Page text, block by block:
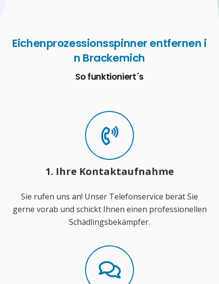
Eichenprozessionsspinner entfernen i
n Brackemich
So funktioniert´s
1. Ihre Kontaktaufnahme
Sie rufen uns an! Unser Telefonservice berät Sie
gerne vorab und schickt Ihnen einen professionellen
Schädlingsbekämpfer.